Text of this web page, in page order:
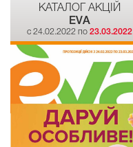
КАТАЛОГ АКЦІЙ
EVA
c 24.02.2022 по 23.03.2022